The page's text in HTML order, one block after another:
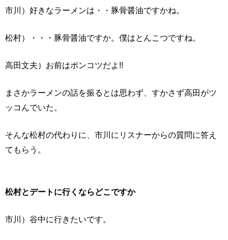
市川）好きなラーメンは・・豚骨醤油ですかね。
松村）・・・豚骨醤油ですか。僕はとんこつですね。
高田文夫）お前はポンコツだよ!!
まさかラーメンの話を振るとは思わず、すかさず高田がツ
ッコんでいた。
そんな松村の代わりに、市川にリスナーからの質問に答え
てもらう。
松村とデートに行くならどこですか
市川）谷中に行きたいです。